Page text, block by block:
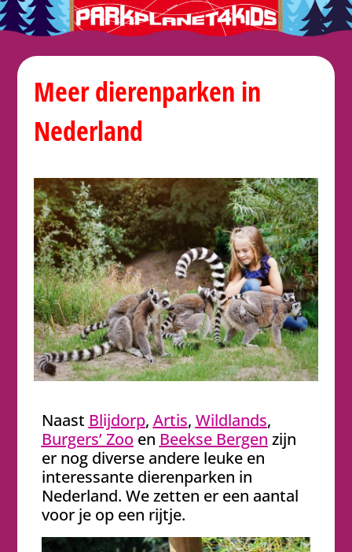
Meer dierenparken in
Nederland
Naast Blijdorp, Artis, Wildlands,
Burgers’ Zoo en Beekse Bergen zijn
er nog diverse andere leuke en
interessante dierenparken in
Nederland. We zetten er een aantal
voor je op een rijtje.